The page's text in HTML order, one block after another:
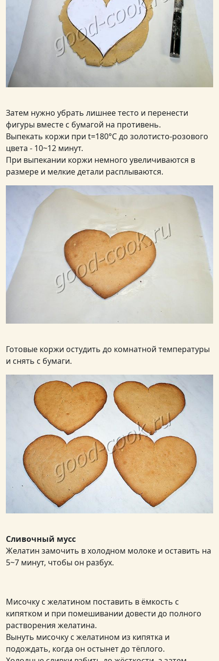
Затем нужно убрать лишнее тесто и перенести
фигуры вместе с бумагой на противень.
Выпекать коржи при t=180°C до золотисто-розового
цвета - 10~12 минут.
При выпекании коржи немного увеличиваются в
размере и мелкие детали расплываются.
Готовые коржи остудить до комнатной температуры
и снять с бумаги.
Сливочный мусс
Желатин замочить в холодном молоке и оставить на
5~7 минут, чтобы он разбух.
Мисочку с желатином поставить в ёмкость с
кипятком и при помешивании довести до полного
растворения желатина.
Вынуть мисочку с желатином из кипятка и
подождать, когда он остынет до тёплого.